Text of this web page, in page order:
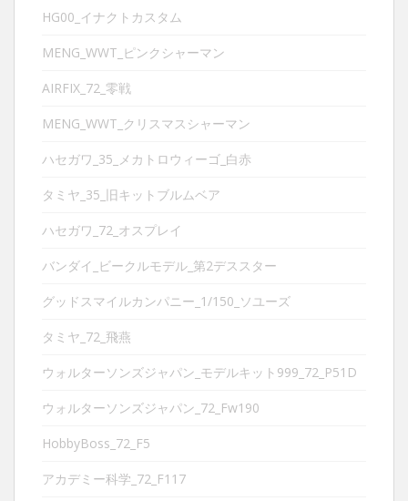
HG00_イナクトカスタム
MENG_WWT_ピンクシャーマン
AIRFIX_72_零戦
MENG_WWT_クリスマスシャーマン
ハセガワ_35_メカトロウィーゴ_白赤
タミヤ_35_旧キットブルムベア
ハセガワ_72_オスプレイ
バンダイ_ビークルモデル_第2デススター
グッドスマイルカンパニー_1/150_ソユーズ
タミヤ_72_飛燕
ウォルターソンズジャパン_モデルキット999_72_P51D
ウォルターソンズジャパン_72_Fw190
HobbyBoss_72_F5
アカデミー科学_72_F117